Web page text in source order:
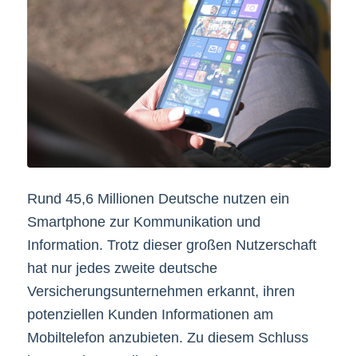
Rund 45,6 Millionen Deutsche nutzen ein
Smartphone zur Kommunikation und
Information. Trotz dieser großen Nutzerschaft
hat nur jedes zweite deutsche
Versicherungsunternehmen erkannt, ihren
potenziellen Kunden Informationen am
Mobiltelefon anzubieten. Zu diesem Schluss